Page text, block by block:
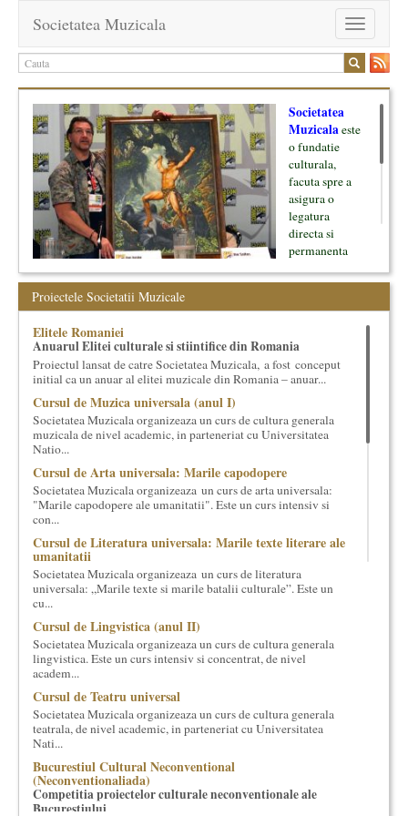
Toggle
navigation
Societatea Muzicala
Societatea
Muzicalaeste
o fundatie
culturala,
facuta spre a
asigura o
legatura
directa si
permanenta
oamenii ei, pe
inceput cu muzica clasica - si de aici numele -, insa acum
dezvoltam proiecte si in alte domenii ale culturii.
Facem management cultural, dezvoltam si administram proiecte
proprii sau preluate, modele si sisteme de finantare, marketing
cultural si consultanta. Organizam concursuri, concerte si
evenimente culturale, private sau publice, tinem cursuri de
cultura generala muzicala, teatrala, filosofica si de alte feluri.
Cuvinte in plus despre proiect, despre cei care il administreaza si
cei care il finantateaza sunt in rubricile de mai jos.
Proiectele Societatii Muzicale
Elitele Romaniei
Anuarul Elitei culturale si stiintifice din Romania
Proiectul lansat de catre Societatea Muzicala, a fost conceput
initial ca un anuar al elitei muzicale din Romania – anuar...
Cursul de Muzica universala (anul I)
Societatea Muzicala organizeaza un curs de cultura generala
muzicala de nivel academic, in parteneriat cu Universitatea
Natio...
Cursul de Arta universala: Marile capodopere
Societatea Muzicala organizeaza un curs de arta universala:
"Marile capodopere ale umanitatii". Este un curs intensiv si
con...
Cursul de Literatura universala: Marile texte literare ale
umanitatii
Societatea Muzicala organizeaza un curs de literatura
universala: „Marile texte si marile batalii culturale”. Este un
cu...
Cursul de Lingvistica (anul II)
Societatea Muzicala organizeaza un curs de cultura generala
lingvistica. Este un curs intensiv si concentrat, de nivel
academ...
Cursul de Teatru universal
Societatea Muzicala organizeaza un curs de cultura generala
teatrala, de nivel academic, in parteneriat cu Universitatea
Nati...
Bucurestiul Cultural Neconventional
(Neconventionaliada)
Competitia proiectelor culturale neconventionale ale
Bucurestiului